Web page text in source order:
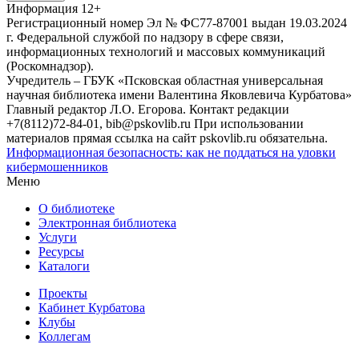
Информация 12+
Регистрационный номер Эл № ФС77-87001 выдан 19.03.2024
г. Федеральной службой по надзору в сфере связи,
информационных технологий и массовых коммуникаций
(Роскомнадзор).
Учредитель – ГБУК «Псковская областная универсальная
научная библиотека имени Валентина Яковлевича Курбатова»
Главный редактор Л.О. Егорова. Контакт редакции
+7(8112)72-84-01, bib@pskovlib.ru При использовании
материалов прямая ссылка на сайт pskovlib.ru обязательна.
Информационная безопасность: как не поддаться на уловки
кибермошенников
Меню
О библиотеке
Электронная библиотека
Услуги
Ресурсы
Каталоги
Проекты
Кабинет Курбатова
Клубы
Коллегам